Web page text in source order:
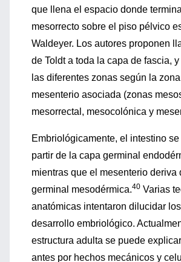
que llena el espacio donde
mesorrecto sobre el piso pélvico
Waldeyer. Los autores proponen
de Toldt a toda la capa de fascia,
las diferentes zonas según la zona
mesenterio asociada (zonas
mesorrectal, mesocolónica y
Embriológicamente, el intestino
partir de la capa germinal
mientras que el mesenterio deriva
germinal mesodérmica.40 Varias
anatómicas intentaron dilucidar
desarrollo embriológico.
estructura adulta se puede
antes por hechos mecánicos y